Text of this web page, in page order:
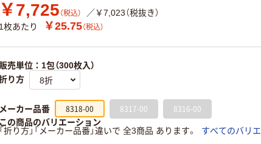
￥7,725 （税込）
／￥7,023（税抜き）
1枚あたり
￥25.75（税込）
販売単位：1包（300枚入）
り方
メーカー品番 8318-00 8317-00 8316-00
この商品のバリエーション
「折り方」「メーカー品番」違いで 全3商品 あります。
すべてのバリ